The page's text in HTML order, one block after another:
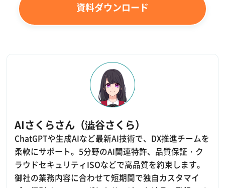
資料ダウンロード
AIさくらさん（澁谷さくら）
ChatGPTや生成AIなど最新AI技術で、DX推進チームを
柔軟にサポート。5分野のAI関連特許、品質保証・ク
ラウドセキュリティISOなどで高品質を約束します。
御社の業務内容に合わせて短期間で独自カスタマイ